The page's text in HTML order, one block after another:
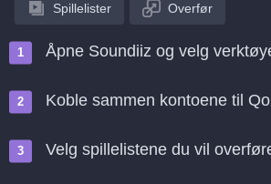
Spillelister Overfør
Åpne Soundiiz og velg
Koble sammen kontoene til
Velg spillelistene du vil